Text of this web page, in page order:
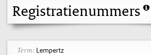
Registratienummers
Term: Lempertz